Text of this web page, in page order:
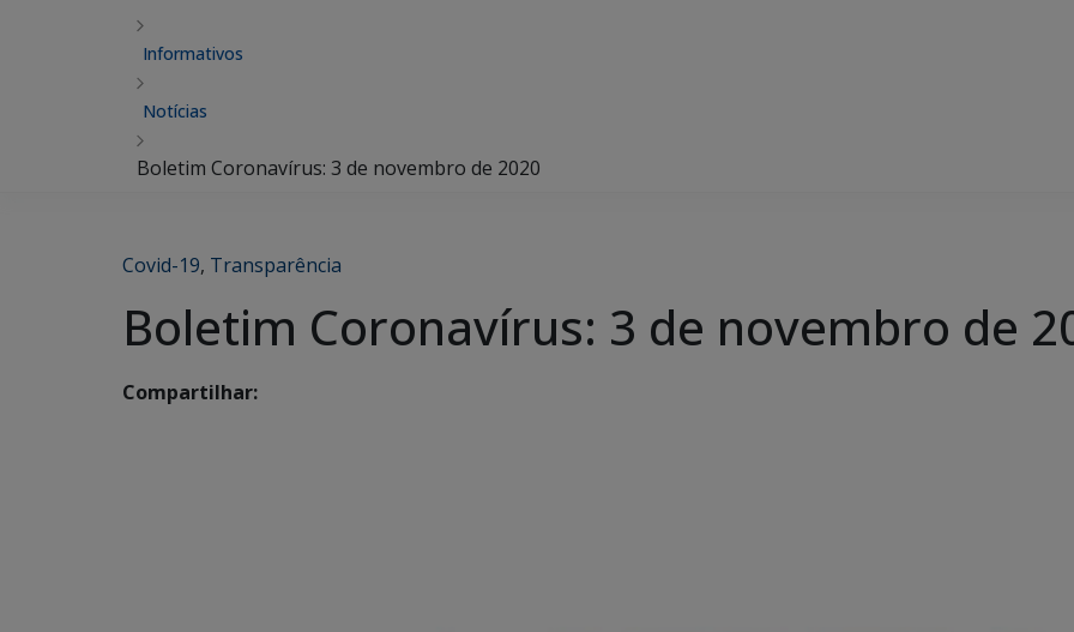
Informativos
Notícias
Boletim Coronavírus: 3 de novembro de 2020
Covid-19, Transparência
Boletim Coronavírus: 3 de novembro de
Compartilhar: